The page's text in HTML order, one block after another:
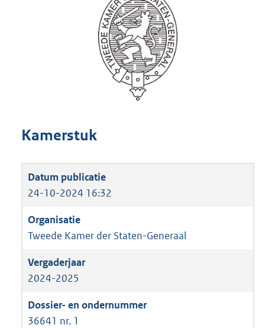
Kamerstuk
24-10-2024 16:32
Tweede Kamer der Staten-Generaal
2024-2025
36641 nr. 1